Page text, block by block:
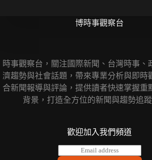
博時事觀察台
時事觀察台，關注國際新聞、台灣時事、
濟趨勢與社會話題，帶來專業分析與即時
合新聞報導與評論，提供讀者快速掌握重
背景，打造全方位的新聞與趨勢追蹤
歡迎加入我們頻道
m